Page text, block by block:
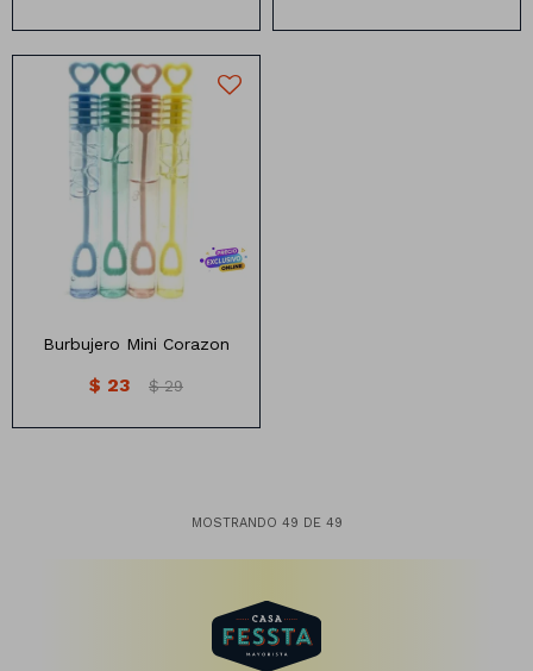
Burbujero diseño corazon
varios colores
Burbujero Mini Corazon
$ 23 $ 29
MOSTRANDO 49 DE 49